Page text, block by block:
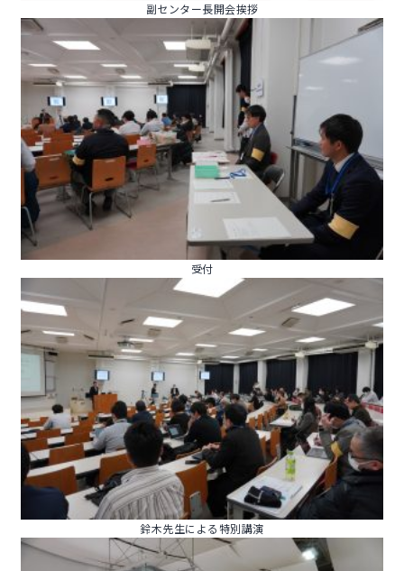
副センター長開会挨拶
受付
鈴木先生による特別講演